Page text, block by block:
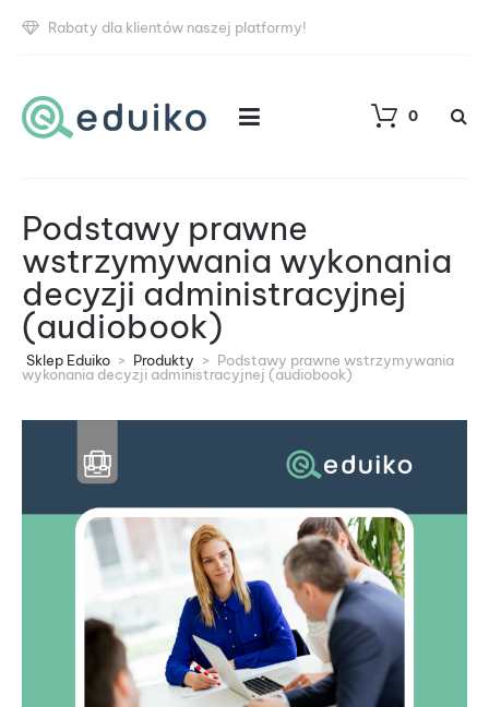
Rabaty dla klientów naszej platformy!
0
Podstawy prawne
wstrzymywania wykonania
decyzji administracyjnej
(audiobook)
Sklep Eduiko > Produkty > Podstawy prawne wstrzymywania
wykonania decyzji administracyjnej (audiobook)